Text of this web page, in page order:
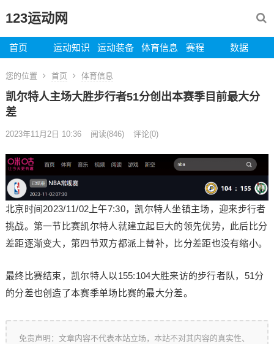
123运动网
首页 运动知识 运动装备 体育信息 赛程 数据
您的位置 首页 体育信息
凯尔特人主场大胜步行者51分创出本赛季目前最大分
差
2023年11月2日 10:36 阅读(846) 评论(0)
北京时间2023/11/02上午7:30，凯尔特人坐镇主场，迎来步行者
挑战。第一节比赛凯尔特人就建立起巨大的领先优势，此后比分
差距逐渐变大，第四节双方都派上替补，比分差距也没有缩小。
最终比赛结束，凯尔特人以155:104大胜来访的步行者队，51分
的分差也创造了本赛季单场比赛的最大分差。
免责声明：文章内容不代表本站立场，本站不对其内容的真实性、